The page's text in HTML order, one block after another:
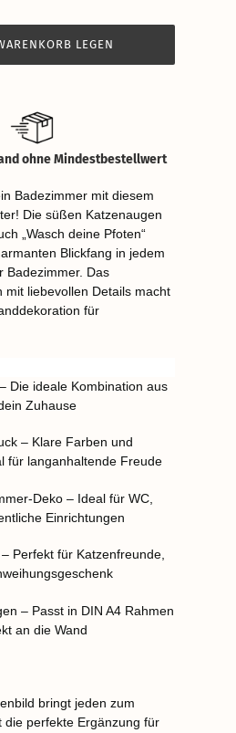
LEGEN
ohne Mindestbestellwert
Badezimmer mit diesem
Die süßen Katzenaugen
„Wasch deine Pfoten“
Blickfang in jedem
Badezimmer. Das
mit liebevollen Details macht
für
Die ideale Kombination aus
Zuhause
– Klare Farben und
für langanhaltende Freude
Deko – Ideal für WC,
Einrichtungen
Perfekt für Katzenfreunde,
– Passt in DIN A4 Rahmen
an die Wand
bringt jeden zum
die perfekte Ergänzung für